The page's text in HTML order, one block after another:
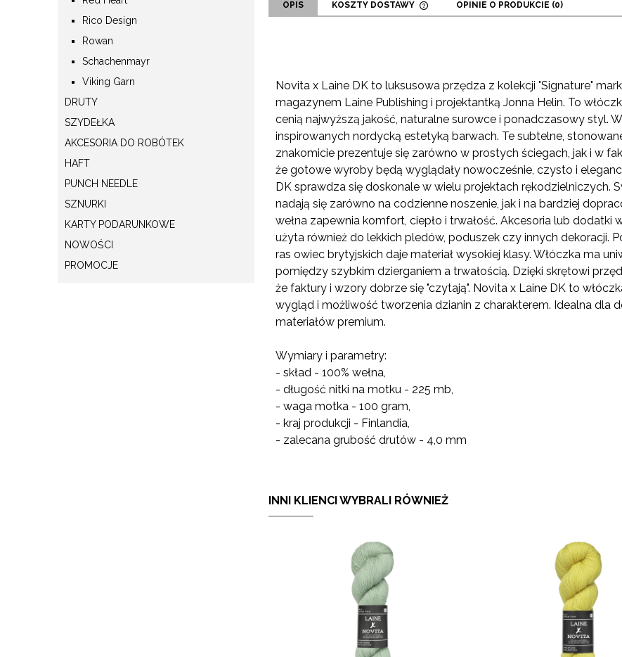
Rico Design
Rowan
Schachenmayr
Viking Garn
DRUTY
SZYDEŁKA
AKCESORIA DO ROBÓTEK
HAFT
PUNCH NEEDLE
SZNURKI
KARTY PODARUNKOWE
NOWOŚCI
PROMOCJE
OPIS KOSZTY DOSTAWY OPINIE O PRODUKCIE (0)
Novita x Laine DK to luksusowa przędza z kolekcji "Signature"
magazynem Laine Publishing i projektantką Jonna Helin. To
cenią najwyższą jakość, naturalne surowce i ponadczasowy styl.
inspirowanych nordycką estetyką barwach. Te subtelne,
znakomicie prezentuje się zarówno w prostych ściegach, jak i w
że gotowe wyroby będą wyglądały nowocześnie, czysto i
DK sprawdza się doskonale w wielu projektach rękodzielniczych.
nadają się zarówno na codzienne noszenie, jak i na bardziej
wełna zapewnia komfort, ciepło i trwałość. Akcesoria lub dodatki
użyta również do lekkich pledów, poduszek czy innych dekoracji.
ras owiec brytyjskich daje materiał wysokiej klasy. Włóczka ma
pomiędzy szybkim dzierganiem a trwałością. Dzięki skrętowi
że faktury i wzory dobrze się "czytają". Novita x Laine DK to
wygląd i możliwość tworzenia dzianin z charakterem. Idealna dla
materiałów premium.
Wymiary i parametry:
- skład - 100% wełna,
- długość nitki na motku - 225 mb,
- waga motka - 100 gram,
- kraj produkcji - Finlandia,
- zalecana grubość drutów - 4,0 mm
INNI KLIENCI WYBRALI RÓWNIEŻ